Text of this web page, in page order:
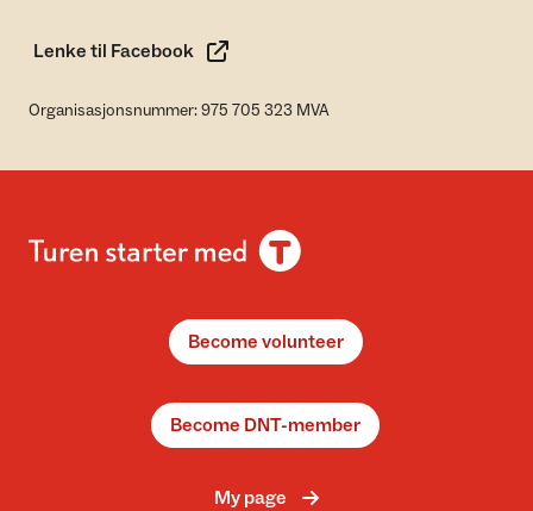
Lenke til Facebook
Organisasjonsnummer: 975 705 323 MVA
Become volunteer
Become DNT-member
My page